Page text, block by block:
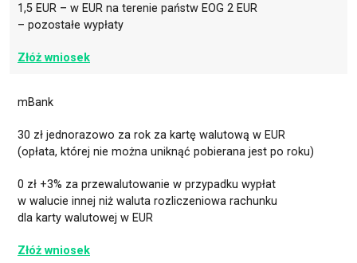
1,5 EUR – w EUR na terenie państw EOG 2 EUR
– pozostałe wypłaty
Złóż wniosek
mBank
30 zł jednorazowo za rok za kartę walutową w EUR
(opłata, której nie można uniknąć pobierana jest po roku)
0 zł +3% za przewalutowanie w przypadku wypłat
w walucie innej niż waluta rozliczeniowa rachunku
dla karty walutowej w EUR
Złóż wniosek